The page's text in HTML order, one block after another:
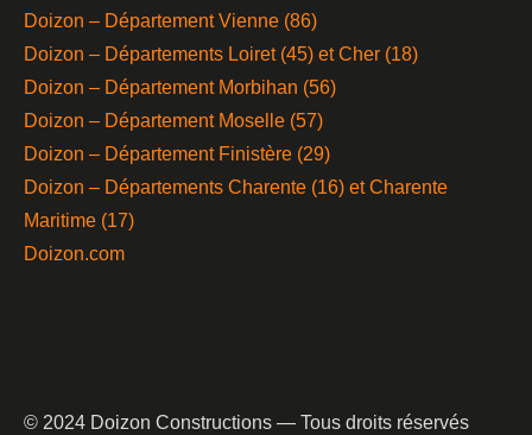
Doizon – Département Vienne (86)
Doizon – Départements Loiret (45) et Cher (18)
Doizon – Département Morbihan (56)
Doizon – Département Moselle (57)
Doizon – Département Finistère (29)
Doizon – Départements Charente (16) et Charente
Maritime (17)
Doizon.com
© 2024 Doizon Constructions — Tous droits réservés